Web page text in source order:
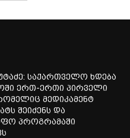
საქართველო ხდება
ერთ-ერთი პირველი
მედიკამენტ
შეიძენს და
პროგრამაში